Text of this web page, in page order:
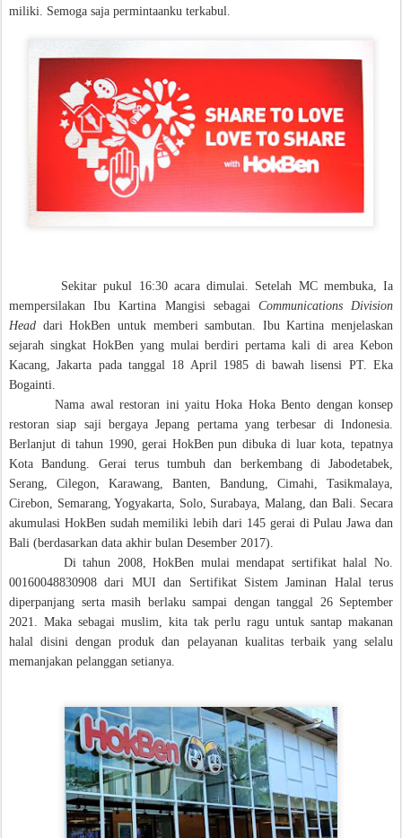
miliki. Semoga saja permintaanku terkabul.
Sekitar pukul 16:30 acara dimulai. Setelah MC membuka, Ia
mempersilakan Ibu Kartina Mangisi sebagai Communications Division
Head dari HokBen untuk memberi sambutan. Ibu Kartina menjelaskan
sejarah singkat HokBen yang mulai berdiri pertama kali di area Kebon
Kacang, Jakarta pada tanggal 18 April 1985 di bawah lisensi PT. Eka
Bogainti.
Nama awalrestoran ini yaitu Hoka Hoka Bento dengan konsep
restoran siap saji bergaya Jepang pertama yang terbesar di Indonesia.
Berlanjut di tahun 1990, gerai HokBen pun dibuka di luar kota, tepatnya
Kota Bandung. Gerai terus tumbuh dan berkembang di Jabodetabek,
Serang, Cilegon, Karawang, Banten, Bandung, Cimahi, Tasikmalaya,
Cirebon, Semarang, Yogyakarta, Solo, Surabaya, Malang, dan Bali. Secara
akumulasi HokBen sudah memiliki lebih dari 145 gerai di Pulau Jawa dan
Bali (berdasarkan data akhir bulan Desember 2017).
Di tahun 2008, HokBen mulai mendapat sertifikat halal No.
00160048830908 dari MUI dan Sertifikat Sistem Jaminan Halal terus
diperpanjang serta masih berlaku sampai dengan tanggal 26 September
2021. Maka sebagai muslim, kita tak perlu ragu untuk santap makanan
halal disini dengan produk dan pelayanan kualitas terbaik yang selalu
memanjakan pelanggan setianya.